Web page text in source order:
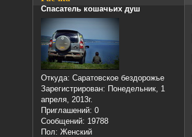
Спасатель кошачьих душ
Откуда: Саратовское бездорожье
Зарегистрирован: Понедельник, 1
апреля, 2013г.
Приглашений: 0
Сообщений: 19788
Пол: Женский